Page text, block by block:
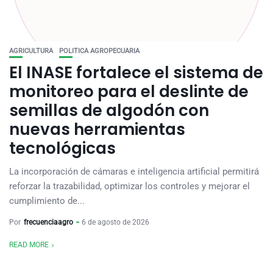
AGRICULTURA POLITICA AGROPECUARIA
El INASE fortalece el sistema de
monitoreo para el deslinte de
semillas de algodón con
nuevas herramientas
tecnológicas
La incorporación de cámaras e inteligencia artificial permitirá
reforzar la trazabilidad, optimizar los controles y mejorar el
cumplimiento de...
Por frecuenciaagro 6 de agosto de 2026
READ MORE